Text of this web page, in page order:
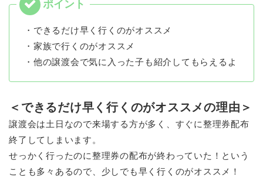
・できるだけ早く行くのがオススメ
・家族で行くのがオススメ
・他の譲渡会で気に入った子も紹介してもらえるよ
＜できるだけ早く行くのがオススメの理由＞
譲渡会は土日なので来場する方が多く、すぐに整理券配布
終了してしまいます。
せっかく行ったのに整理券の配布が終わっていた！という
ことも多々あるので、少しでも早く行くのがオススメ！